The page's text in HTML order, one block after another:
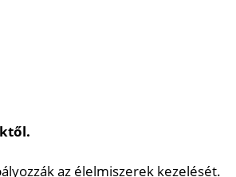
az élelmiszerek kezelését.